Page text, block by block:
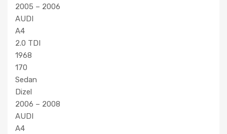
2005 – 2006
AUDI
A4
2.0 TDI
1968
170
Sedan
Dizel
2006 – 2008
AUDI
A4